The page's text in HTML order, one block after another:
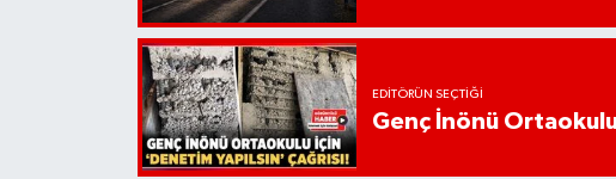
EDITÖRÜN SEÇTIĞI
Genç İnönü Ortaokulu